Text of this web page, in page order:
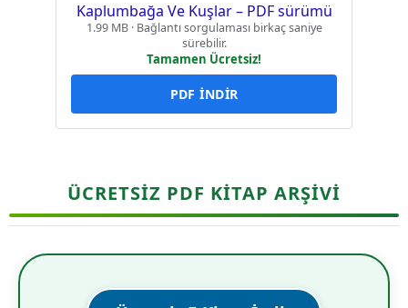
Kaplumbağa Ve Kuşlar – PDF sürümü
1.99 MB · Bağlantı sorgulaması birkaç saniye
sürebilir.
Tamamen Ücretsiz!
PDF İNDİR
ÜCRETSİZ PDF KİTAP ARŞİVİ